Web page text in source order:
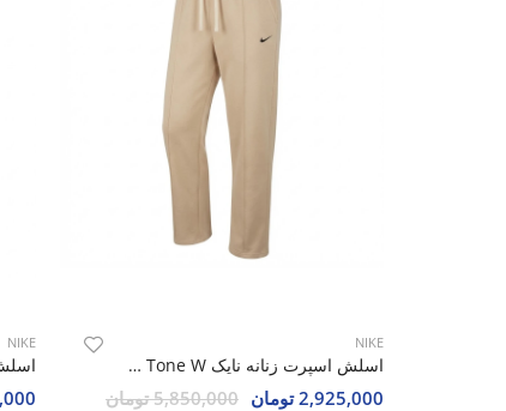
NIKE
اسلش اسپرت زنانه نایک Nike Nuvia Tone W
2,925,000 تومان 5,850,000 تومان
NIKE